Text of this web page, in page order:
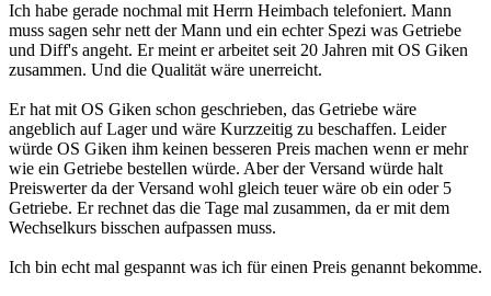
Ich habe gerade nochmal mit Herrn Heimbach telefoniert. Mann
muss sagen sehr nett der Mann und ein echter Spezi was Getriebe
und Diff's angeht. Er meint er arbeitet seit 20 Jahren mit OS Giken
zusammen. Und die Qualität wäre unerreicht.
Er hat mit OS Giken schon geschrieben, das Getriebe wäre
angeblich auf Lager und wäre Kurzzeitig zu beschaffen. Leider
würde OS Giken ihm keinen besseren Preis machen wenn er mehr
wie ein Getriebe bestellen würde. Aber der Versand würde halt
Preiswerter da der Versand wohl gleich teuer wäre ob ein oder 5
Getriebe. Er rechnet das die Tage mal zusammen, da er mit dem
Wechselkurs bisschen aufpassen muss.
Ich bin echt mal gespannt was ich für einen Preis genannt bekomme.